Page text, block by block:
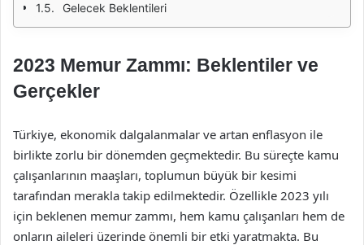
Gelecek Beklentileri
2023 Memur Zammı: Beklentiler ve
Gerçekler
Türkiye, ekonomik dalgalanmalar ve artan enflasyon ile
birlikte zorlu bir dönemden geçmektedir. Bu süreçte kamu
çalışanlarının maaşları, toplumun büyük bir kesimi
tarafından merakla takip edilmektedir. Özellikle 2023 yılı
için beklenen memur zammı, hem kamu çalışanları hem de
onların aileleri üzerinde önemli bir etki yaratmakta. Bu